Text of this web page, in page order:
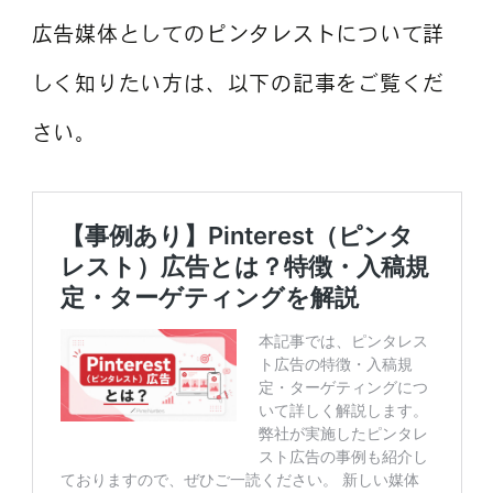
広告媒体としてのピンタレストについて詳
しく知りたい方は、以下の記事をご覧くだ
さい。